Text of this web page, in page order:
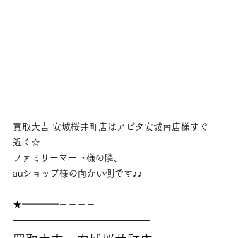
買取大吉 安城桜井町店はアピタ安城南店様すぐ
近く☆
ファミリーマート様の隣、
auショップ様の向かい側です♪♪
★━━━━－－－－
———————————————